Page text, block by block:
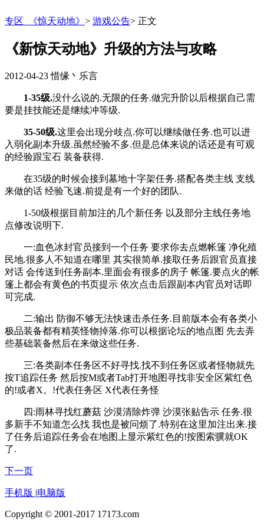
专区_《惊天动地》 > 游戏公告> 正文
《新惊天动地》升级的方法与攻略
2012-04-23 惜缘丶乐言
1-35级.没什么说的.无限的任务.做完升阶以后根据自己需
要是挂技能还是继续冲等级.
35-50级.这里会出现分歧点.你可以继续做任务.也可以进
入弱化副本升级.虽然经验不多.但是总体来说的话还是有可观
的经验跟宝石 装备获得.
在35级的时候会接到墓地十字架任务.搭配各类主线 支线
来做的话 经验飞速.前提是有一个好的团队.
1-50级根据目前加注的几个新任务 以及部分主线任务地
点修改说明下.
一:血色冰封官员接到一个任务 要求你去点燃帐篷 净化殖
民地.很多人不知道在哪里 其实很简单.接取任务后跟官员直接
对话 会传送到任务副本.里面会有很多的房子 帐篷.要点火的帐
篷上都会有黄色的书页提示 依次点击后跟副本内官员对话即
可完成.
二:输出 防御不够无法快速击杀任务.目前版本会有各类小
极品装备都有精英怪物掉落.你可以根据论坛的地点图 先去弄
些基础装备然后在来做这些任务.
三:各类副本任务区不好寻找.找不到任务区或者怪物就先
按T追踪任务 然后按M或者Tab打开地图寻找非安全区紫红色
的!或者X。!代表任务区 X代表任务怪
四:雨林寻找红蘑菇 沙漠清除炸弹 沙漠张贴告示 任务.很
多新手不知道怎么找 我也是被问烦了.特别在这里加注出来.接
了任务后追踪任务会在地图上显示紫红色的!按图索骥就OK
了.
下一页
手机版 |电脑版
Copyright © 2001-2017 17173.com